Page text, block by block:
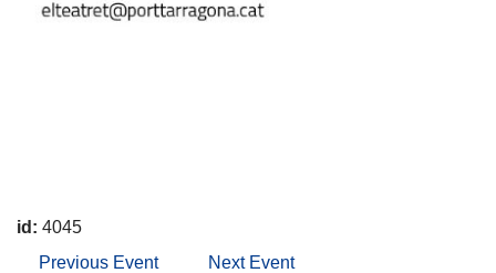
id: 4045
Previous Event
Next Event